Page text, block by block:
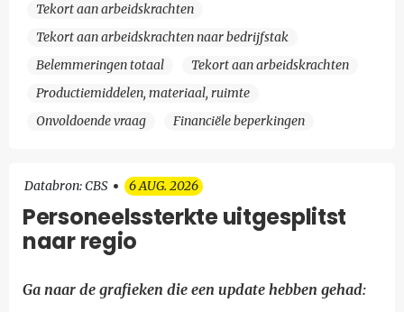
Tekort aan arbeidskrachten
Tekort aan arbeidskrachten naar bedrijfstak
Belemmeringen totaal
Tekort aan arbeidskrachten
Productiemiddelen, materiaal, ruimte
Onvoldoende vraag
Financiële beperkingen
Databron: CBS 6 AUG. 2026
Personeelssterkte uitgesplitst
naar regio
Ga naar de grafieken die een update hebben gehad: